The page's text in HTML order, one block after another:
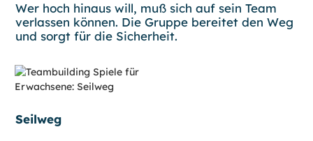
Wer hoch hinaus will, muß sich auf sein Team
verlassen können. Die Gruppe bereitet den Weg
und sorgt für die Sicherheit.
Seilweg